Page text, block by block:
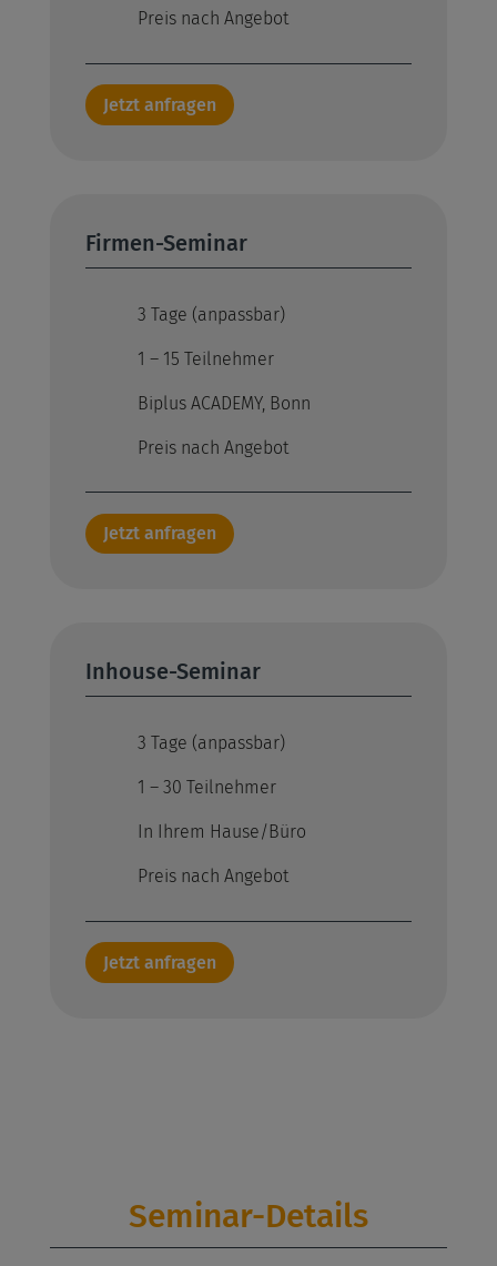
Preis nach Angebot
Jetzt anfragen
Firmen-Seminar
3 Tage (anpassbar)
1 – 15 Teilnehmer
Biplus ACADEMY, Bonn
Preis nach Angebot
Jetzt anfragen
Inhouse-Seminar
3 Tage (anpassbar)
1 – 30 Teilnehmer
In Ihrem Hause/Büro
Preis nach Angebot
Jetzt anfragen
Seminar-Details